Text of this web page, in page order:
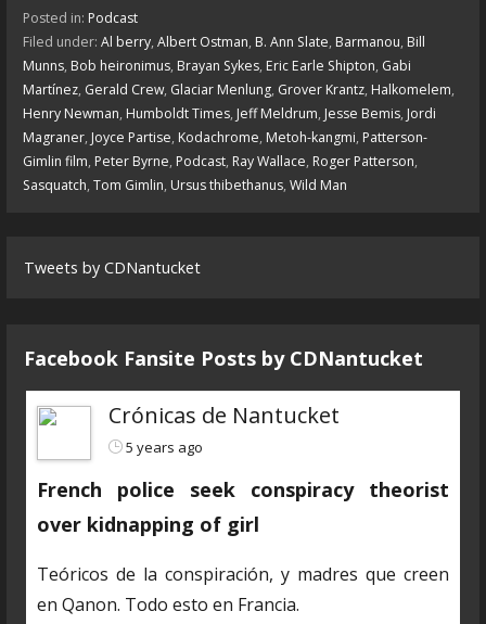
Posted in: Podcast
Filed under: Al berry, Albert Ostman, B. Ann Slate, Barmanou, Bill
Munns, Bob heironimus, Brayan Sykes, Eric Earle Shipton, Gabi
Martínez, Gerald Crew, Glaciar Menlung, Grover Krantz, Halkomelem,
Henry Newman, Humboldt Times, Jeff Meldrum, Jesse Bemis, Jordi
Magraner, Joyce Partise, Kodachrome, Metoh-kangmi, Patterson-
Gimlin film, Peter Byrne, Podcast, Ray Wallace, Roger Patterson,
Sasquatch, Tom Gimlin, Ursus thibethanus, Wild Man
Tweets by CDNantucket
Facebook Fansite Posts by ‎CDNantucket
Crónicas de Nantucket
5 years ago
French police seek conspiracy theorist
over kidnapping of girl
Teóricos de la conspiración, y madres que creen
en Qanon. Todo esto en Francia.